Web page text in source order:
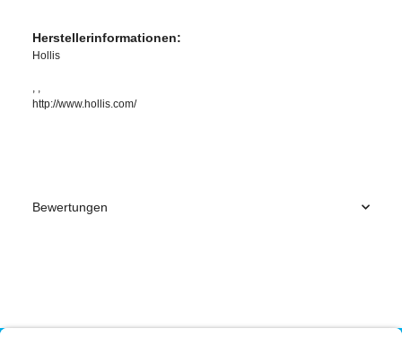
Herstellerinformationen:
Hollis
, ,
http://www.hollis.com/
Bewertungen